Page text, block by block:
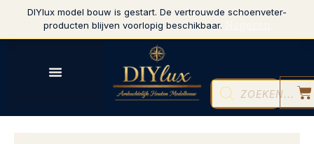
DIYlux model bouw is gestart. De vertrouwde schoenveter-
producten blijven voorlopig beschikbaar.